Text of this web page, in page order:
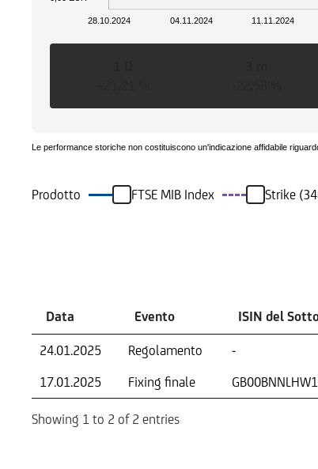
28.10.2024 04.11.2024 11.11.2024
Le performance storiche non costituiscono un'indicazione affidabile
Prodotto FTSE MIB Index Strike
Data Evento ISIN del
24.01.2025 Regolamento -
17.01.2025
Fixing finale
Showing 1 to 2 of 2 entries